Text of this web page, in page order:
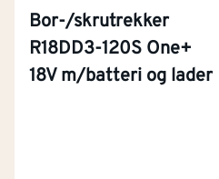
Bor-/skrutrekker
R18DD3-120S One+
18V m/batteri og lader